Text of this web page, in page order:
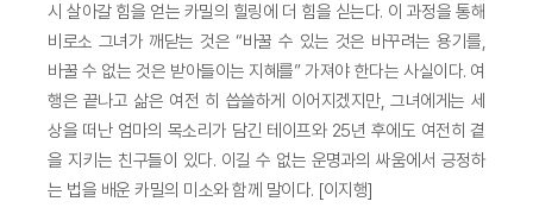
시 살아갈 힘을 얻는 카밀의 힐링에 더 힘을 싣는다. 이 과정을 통해
비로소 그녀가 깨닫는 것은 “바꿀 수 있는 것은 바꾸려는 용기를,
바꿀 수 없는 것은 받아들이는 지혜를” 가져야 한다는 사실이다. 여
행은 끝나고 삶은 여전 히 씁쓸하게 이어지겠지만, 그녀에게는 세
상을 떠난 엄마의 목소리가 담긴 테이프와 25년 후에도 여전히 곁
을 지키는 친구들이 있다. 이길 수 없는 운명과의 싸움에서 긍정하
는 법을 배운 카밀의 미소와 함께 말이다. [이지행]